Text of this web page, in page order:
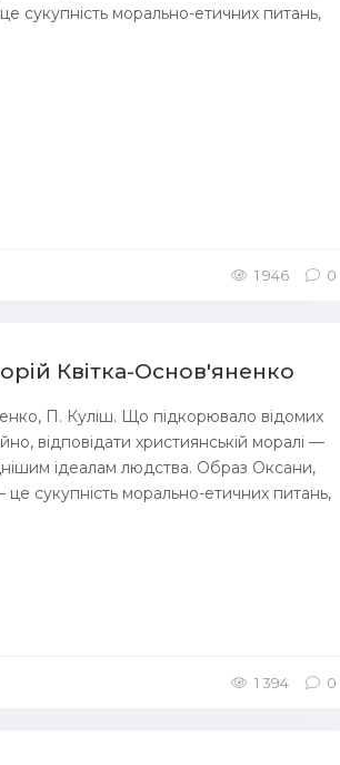
це сукупність морально-етичних питань,
1 946 0
Квітка-Основ'яненко
П. Куліш. Що підкорювало відомих
відповідати християнській моралі —
ідеалам людства. Образ Оксани,
це сукупність морально-етичних питань,
1 394 0